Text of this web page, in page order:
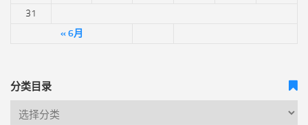
« 6月
31
分类目录